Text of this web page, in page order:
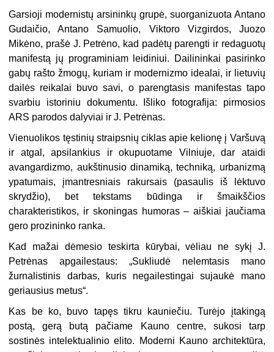
Garsioji modernistų arsininkų grupė, suorganizuota Antano
Gudaičio, Antano Samuolio, Viktoro Vizgirdos, Juozo
Mikėno, prašė J. Petrėno, kad padėtų parengti ir redaguotų
manifestą jų programiniam leidiniui. Dailininkai pasirinko
gabų rašto žmogų, kuriam ir modernizmo idealai, ir lietuvių
dailės reikalai buvo savi, o parengtasis manifestas tapo
svarbiu istoriniu dokumentu. Išliko fotografija: pirmosios
ARS parodos dalyviai ir J. Petrėnas.
Vienuolikos tęstinių straipsnių ciklas apie kelionę į Varšuvą
ir atgal, apsilankius ir okupuotame Vilniuje, dar ataidi
avangardizmo, aukštinusio dinamiką, techniką, urbanizmą
ypatumais, įmantresniais rakursais (pasaulis iš lėktuvo
skrydžio), bet tekstams būdinga ir šmaikščios
charakteristikos, ir skoningas humoras – aiškiai jaučiama
gero prozininko ranka.
Kad mažai dėmesio teskirta kūrybai, vėliau ne sykį J.
Petrėnas apgailestaus: „Sukliudė nelemtasis mano
žurnalistinis darbas, kuris negailestingai sujaukė mano
geriausius metus“.
Kas be ko, buvo tapęs tikru kauniečiu. Turėjo įtakingą
postą, gerą butą pačiame Kauno centre, sukosi tarp
sostinės intelektualinio elito. Moderni Kauno architektūra,